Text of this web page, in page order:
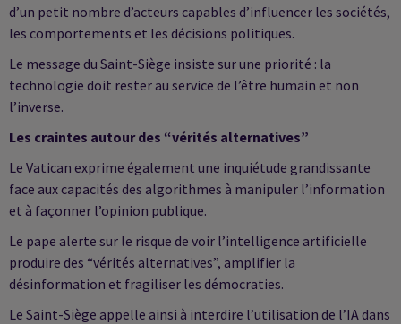
d’un petit nombre d’acteurs capables d’influencer les sociétés,
les comportements et les décisions politiques.
Le message du Saint-Siège insiste sur une priorité : la
technologie doit rester au service de l’être humain et non
l’inverse.
Les craintes autour des “vérités alternatives”
Le Vatican exprime également une inquiétude grandissante
face aux capacités des algorithmes à manipuler l’information
et à façonner l’opinion publique.
Le pape alerte sur le risque de voir l’intelligence artificielle
produire des “vérités alternatives”, amplifier la
désinformation et fragiliser les démocraties.
Le Saint-Siège appelle ainsi à interdire l’utilisation de l’IA dans